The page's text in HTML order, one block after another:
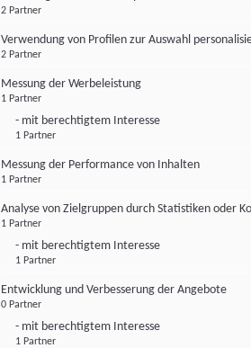
2 Partner
Verwendung von Profilen zur Auswahl
2 Partner
Messung der Werbeleistung
1 Partner
- mit berechtigtem Interesse
1 Partner
Messung der Performance von Inhalten
1 Partner
Analyse von Zielgruppen durch Statistiken oder
1 Partner
- mit berechtigtem Interesse
1 Partner
Entwicklung und Verbesserung der Angebote
0 Partner
- mit berechtigtem Interesse
1 Partner